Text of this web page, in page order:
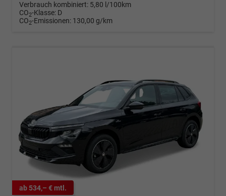
Verbrauch kombiniert: 5,80 l/100km
CO2-Klasse: D
CO2-Emissionen: 130,00 g/km
ab 534,– € mtl.